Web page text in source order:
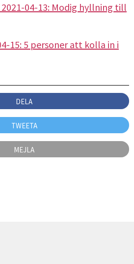
04-13: Modig hyllning till
15: 5 personer att kolla in i
DELA
TWEETA
MEJLA